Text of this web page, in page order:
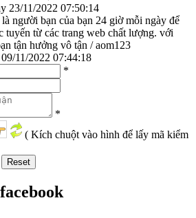
23/11/2022 07:50:14
người bạn của bạn 24 giờ mỗi ngày để
tuyến từ các trang web chất lượng. với
tận hưởng vô tận / aom123
11/2022 07:44:18
*
*
( Kích chuột vào hình để lấy mã kiểm